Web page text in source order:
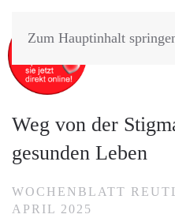
Zum Hauptinhalt
Weg von der
gesunden Leben
WOCHENBLATT
APRIL 2025